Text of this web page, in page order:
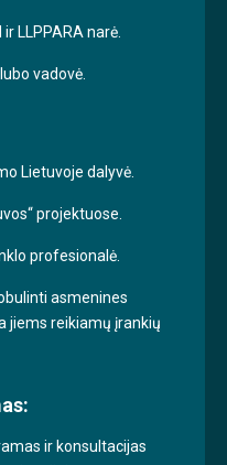
LLPPARA narė.
vadovė.
Lietuvoje dalyvė.
projektuose.
profesionalė.
asmenines
jiems reikiamų įrankių
ir konsultacijas